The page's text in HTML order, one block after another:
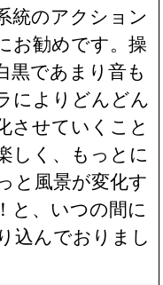
統のアクション
お勧めです。操
黒であまり音も
によりどんどん
させていくこと
しく、もっとに
と風景が変化す
と、いつの間に
込んでおりまし